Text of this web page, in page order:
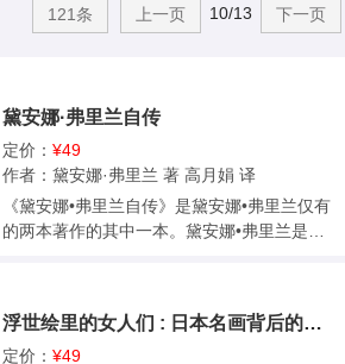
121条 上一页 10/13 下一页
黛安娜·弗里兰自传
定价： ¥49
作者：黛安娜·弗里兰 著 高月娟 译
《黛安娜•弗里兰自传》是黛安娜•弗里兰仅有
的两本著作的其中一本。黛安娜•弗里兰是时
的商业推广杂志。是她开创了“时尚编辑”这个
职业的新时代，她的时尚观点、杂志运营理
浮世绘里的女人们 : 日本名画背后的传奇故事
定价： ¥49